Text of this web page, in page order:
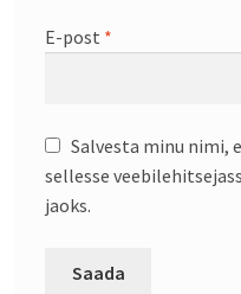
E-post *
Salvesta minu nimi,
sellesse
jaoks.